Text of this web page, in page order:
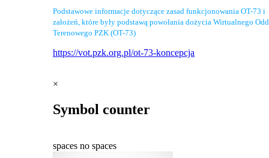
Podstawowe informacje dotyczące zasad funkcjonowania OT-73 i
założeń, które były podstawą powołania dożycia Wirtualnego
Terenowego PZK (OT-73)
https://vot.pzk.org.pl/ot-73-koncepcja
×
Symbol counter
spaces no spaces